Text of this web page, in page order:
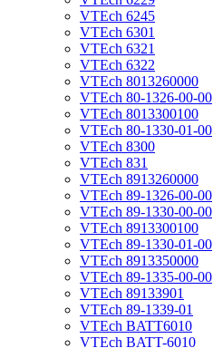
VTEch 6245
VTEch 6301
VTEch 6321
VTEch 6322
VTEch 8013260000
VTEch 80-1326-00-00
VTEch 8013300100
VTEch 80-1330-01-00
VTEch 8300
VTEch 831
VTEch 8913260000
VTEch 89-1326-00-00
VTEch 89-1330-00-00
VTEch 8913300100
VTEch 89-1330-01-00
VTEch 8913350000
VTEch 89-1335-00-00
VTEch 89133901
VTEch 89-1339-01
VTEch BATT6010
VTEch BATT-6010